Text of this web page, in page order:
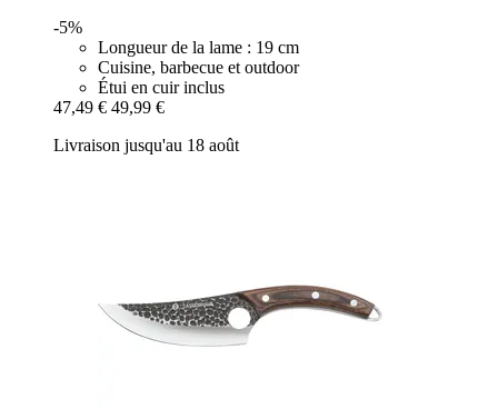
-5%
Longueur de la lame : 19 cm
Cuisine, barbecue et outdoor
Étui en cuir inclus
47,49 € 49,99 €
Livraison jusqu'au 18 août